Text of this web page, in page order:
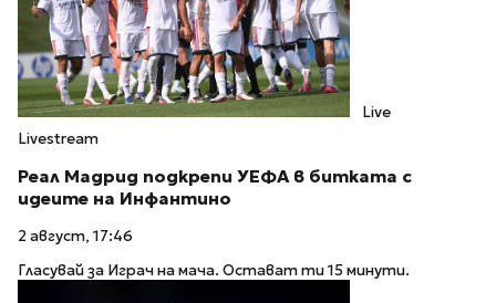
Live
Livestream
Реал Мадрид подкрепи УЕФА в битката с
идеите на Инфантино
2 август, 17:46
Гласувай за Играч на мача. Остават ти 15 минути.